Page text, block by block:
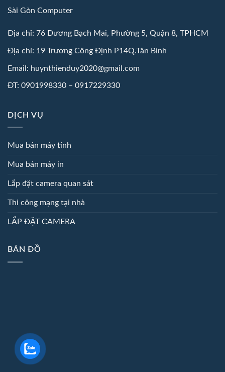
Sài Gòn Computer
Địa chỉ: 76 Dương Bạch Mai, Phường 5, Quận 8, TPHCM
Địa chỉ: 19 Trương Công Định P14Q.Tân Bình
Email: huynthienduy2020@gmail.com
ĐT: 0901998330 – 0917229330
DỊCH VỤ
Mua bán máy tính
Mua bán máy in
Lắp đặt camera quan sát
Thi công mạng tại nhà
LẮP ĐẶT CAMERA
BẢN ĐỒ